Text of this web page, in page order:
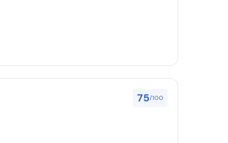
75/100